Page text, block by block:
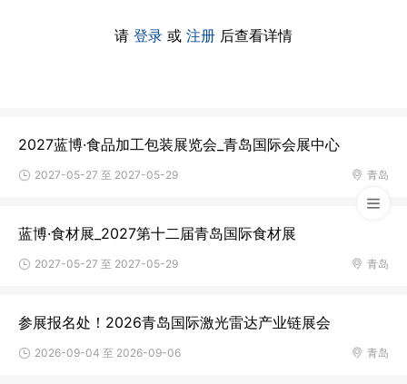
请 登录 或 注册 后查看详情
2027蓝博·食品加工包装展览会_青岛国际会展中心
青岛
2027-05-27 至 2027-05-29
蓝博·食材展_2027第十二届青岛国际食材展
青岛
2027-05-27 至 2027-05-29
参展报名处！2026青岛国际激光雷达产业链展会
青岛
2026-09-04 至 2026-09-06